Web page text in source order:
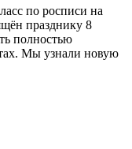
по росписи на
празднику 8
полностью
Мы узнали новую